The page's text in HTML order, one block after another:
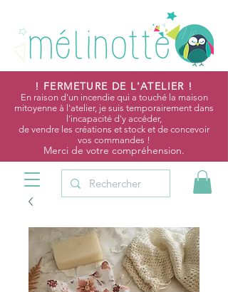
! FERMETURE DE L'ATELIER !
En raison d'un incendie qui a touché la maison
mitoyenne à l'atelier, je suis temporairement dans
l'incapacité d'y accéder,
de vendre les créations et stock et de concevoir
vos commandes !
Merci de votre compréhension.